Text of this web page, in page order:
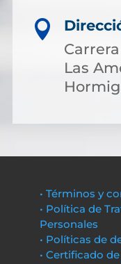

Las
• Términos y
• Política de
Personales
• Políticas de
• Certificado